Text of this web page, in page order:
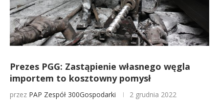
Prezes PGG: Zastąpienie własnego węgla
importem to kosztowny pomysł
przez PAP Zespół 300Gospodarki 2 grudnia 2022